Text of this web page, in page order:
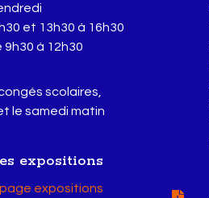
et 13h30 à 16h30
9h30 à 12h30
scolaires,
le samedi matin
expositions
page expositions